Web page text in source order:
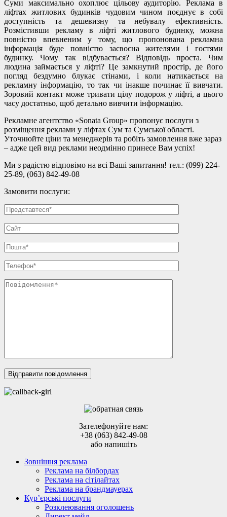
Суми максимально охоплює цільову аудиторію. Реклама в
ліфтах житлових будинків чудовим чином поєднує в собі
доступність та дешевизну та небувалу ефективність.
Розмістивши рекламу в ліфті житлового будинку, можна
повністю впевненим у тому, що пропонована рекламна
інформація буде повністю засвоєна жителями і гостями
будинку. Чому так відбувається? Відповідь проста. Чим
людина займається у ліфті? Це замкнутий простір, де його
погляд бездумно блукає стінами, і коли натикається на
рекламну інформацію, то так чи інакше починає її вивчати.
Зоровий контакт може тривати цілу подорож у ліфті, а цього
часу достатньо, щоб детально вивчити інформацію.
Рекламне агентство «Sonata Group» пропонує послуги з
розміщення реклами у ліфтах Сум та Сумської області.
Уточнюйте ціни та менеджерів та робіть замовлення вже зараз
– адже цей вид реклами неодмінно принесе Вам успіх!
Ми з радістю відповімо на всі Ваші запитання! тел.: (099) 224-
25-89, (063) 842-49-08
Замовити послуги:
Зателефонуйте нам:
+38 (063) 842-49-08
або напишіть
Зовнішня реклама
Реклама на білбордах
Реклама на сітілайтах
Реклама на брандмауерах
Кур’єрські послуги
Розклеювання оголошень